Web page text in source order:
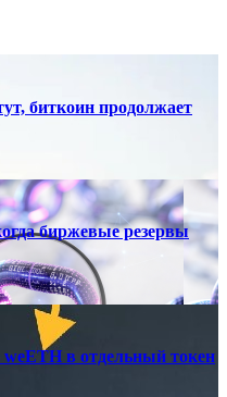
биткоин продолжает
биржевые резервы
weETH в отдельный токен